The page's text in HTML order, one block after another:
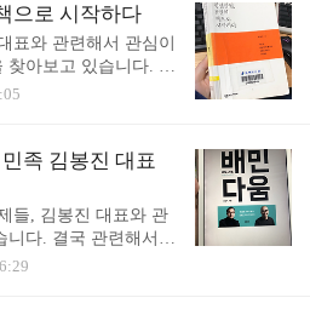
시 찾아보았습니다. '근면성실'은 말
근면)을 말하고, 정성스럽고 참된 자
에 최선을 다해 개인 및 회사의 가치
대 새 일꾼'은 새로운 기술을 익히고
의 기호가 어떤 방향으로 가는지 연구
으로 시작하다
표와 관련해서 관심이
찾아보고 있습니다. 얼
읽었었고요. 독서 -
국 관련해서 책도 몇
에 상호대차도 신청
이 책을
"청년창업, 8권의 책
해서 읽어 보게 되었습
깝게도 절판된 상태라
족 김봉진 대표
들, 김봉진 대표와 관
니다. 결국 관련해서
은 도서관에 상호대차